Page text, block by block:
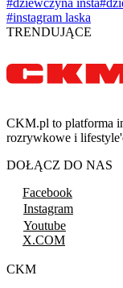
#instagram laska
TRENDUJĄCE
CKM.pl to platforma
rozrywkowe i
DOŁĄCZ DO NAS
Facebook
Instagram
Youtube
X.COM
CKM